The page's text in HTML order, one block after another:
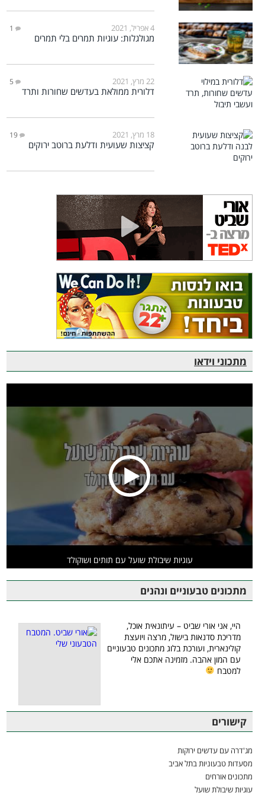
4 אפריל, 2021 1
מגולגלות: עוגיות תמרים בלי תמרים
22 מרץ, 2021 5
דלורית ממולאת בעדשים שחורות ותרד
18 מרץ, 2021 19
קציצות שעועית ודלעת ברוטב ירוקים
מתכוני וידאו
עוגיות שיבולת שועל עם תותים ושוקולד
מתכונים טבעוניים ונהנים
היי, אני אורי שביט – עיתונאית אוכל,
מדריכת סדנאות בישול, מרצה ויועצת
קולינארית, ועורכת בלוג מתכונים טבעוניים
עם המון אהבה. מזמינה אתכם אלי
למטבח
קישורים
מג'דרה עם עדשים ירוקות
מסעדות טבעוניות בתל אביב
מתכונים אורחים
עוגיות שיבולת שועל